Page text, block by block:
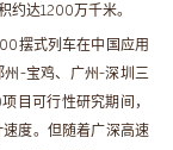
约达1200万千米。
摆式列车在中国应用
州-宝鸡、广州-深圳三
目可行性研究期间，
度。但随着广深高速